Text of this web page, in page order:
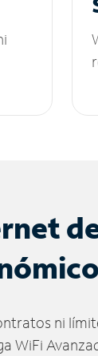
ni
WiFi